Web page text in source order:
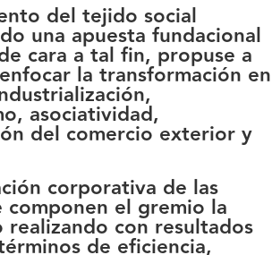
del tejido social
una apuesta fundacional
cara a tal fin, propuse a
la transformación en
asociatividad,
del comercio exterior y
corporativa de las
componen el gremio la
realizando con resultados
de eficiencia,